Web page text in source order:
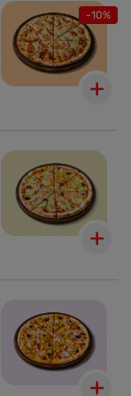
-10%